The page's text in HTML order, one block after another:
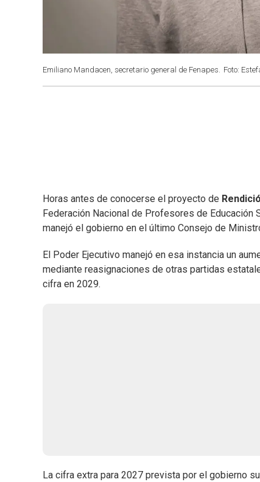
Emiliano Mandacen, secretario general de Fenapes. Foto:
Horas antes de conocerse el proyecto de
Federación Nacional de Profesores de Educación
manejó el gobierno en el último Consejo de
El Poder Ejecutivo manejó en esa instancia un
mediante reasignaciones de otras partidas
cifra en 2029.
La cifra extra para 2027 prevista por el gobierno